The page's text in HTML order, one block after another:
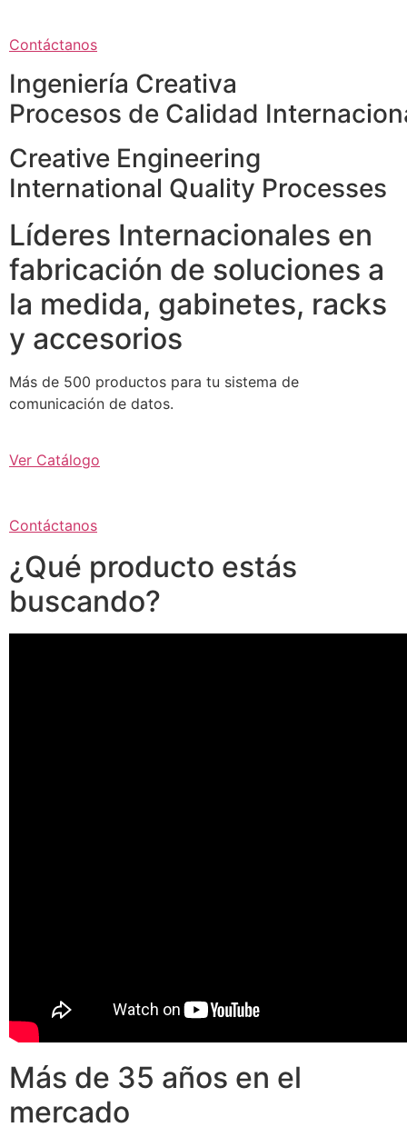
Contáctanos
Ingeniería Creativa
Procesos de Calidad
Creative Engineering
International Quality Processes
Líderes Internacionales en
fabricación de soluciones a
la medida, gabinetes, racks
y accesorios
Más de 500 productos para tu sistema de
comunicación de datos.
Ver Catálogo
Contáctanos
¿Qué producto estás
buscando?
Más de 35 años en el
mercado